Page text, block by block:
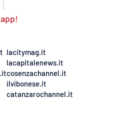
lacitymag.it
lacapitalenews.it
cosenzachannel.it
ilvibonese.it
catanzarochannel.it